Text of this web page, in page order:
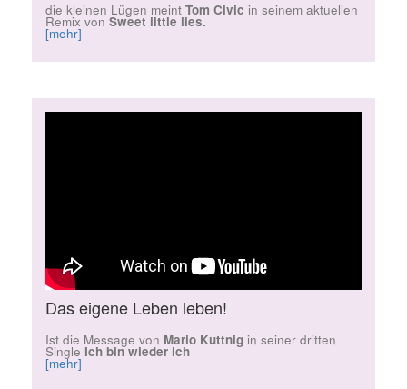
die kleinen Lügen meint Tom Civic in seinem aktuellen
Remix von Sweet little lies.
[mehr]
Das eigene Leben leben!
Ist die Message von Mario Kuttnig in seiner dritten
Single Ich bin wieder ich
[mehr]